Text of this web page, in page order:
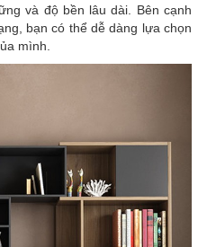
và độ bền lâu dài. Bên cạnh
bạn có thể dễ dàng lựa chọn
mình.